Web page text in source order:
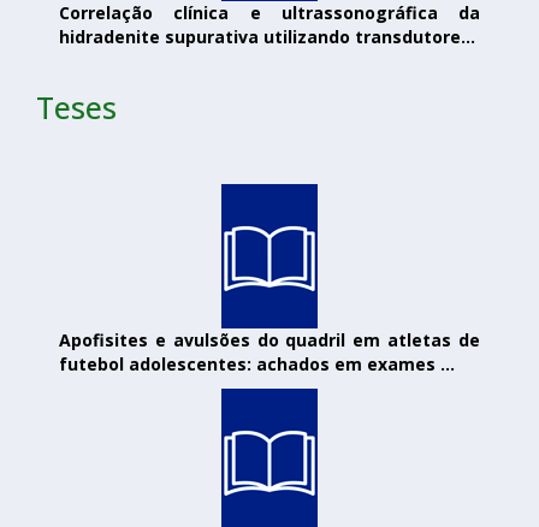
Correlação clínica e ultrassonográfica da
hidradenite supurativa utilizando transdutore...
Teses
Apofisites e avulsões do quadril em atletas de
futebol adolescentes: achados em exames ...